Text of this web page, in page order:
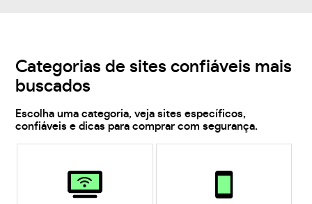
Categorias de sites confiáveis mais
buscados
Escolha uma categoria, veja sites específicos,
confiáveis e dicas para comprar com segurança.